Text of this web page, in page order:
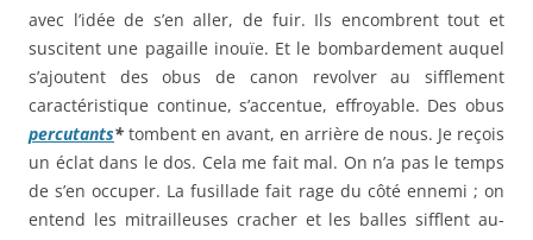
mot ; et jamais la plume ne saura décrire une scène
semblable, véritable enfer.
Le colonel met revolver au poing et s’élance hors de la
tranchée ; il court à la rencontre de ceux qui reviennent. Il
tire en l’air. Les hommes font demi-tour et se couchent. Le